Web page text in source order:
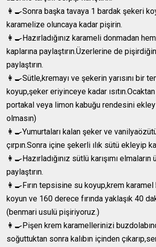
👩‍🍳Sonra başka tavaya 1 bardak şekeri
karamelize oluncaya kadar pişirin.
👩‍🍳Hazırladığınız karameli donmadan
kaplarına paylaştırın.Üzerlerine de
paylaştırın.
👩‍🍳Sütle,kremayı ve şekerin yarısını bir
koyup,şeker eriyinceye kadar
portakal veya limon kabuğu rendesini
olmasın)
👩‍🍳Yumurtaları kalan şeker ve
çırpın.Sonra içine şekerli ılık sütü ekleyip
👩‍🍳Hazırladığınız sütlü karışımı
paylaştırın.
👩‍🍳Fırın tepsisine su koyup,krem karamel
koyun ve 160 derece fırında yaklaşık 40
(benmari usulü pişiriyoruz.)
👩‍🍳Pişen krem karamellerinizi
soğuttuktan sonra kalıbın içinden